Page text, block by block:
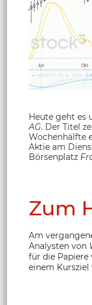
Heute geht es
AG. Der Titel
Wochenhälfte
Aktie am
Börsenplatz
Zum
Am
Analysten von
für die Papiere
einem Kursziel